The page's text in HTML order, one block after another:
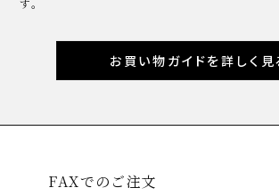
お買い物ガイドを詳しく見
FAXでのご注文